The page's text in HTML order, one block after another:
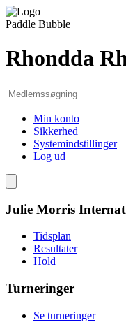
Paddle Bubble
Rhondda
Min konto
Sikkerhed
Systemindstillinger
Log ud
Julie Morris
Tidsplan
Resultater
Hold
Turneringer
Se turneringer